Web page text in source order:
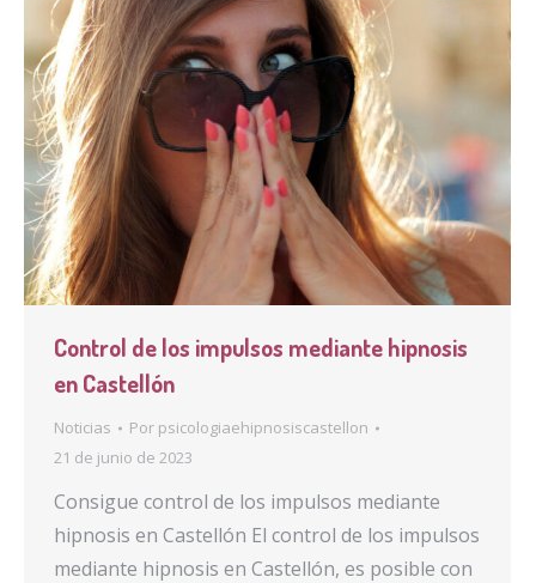
Control de los impulsos mediante hipnosis
en Castellón
Noticias Por psicologiaehipnosiscastellon
21 de junio de 2023
Consigue control de los impulsos mediante
hipnosis en Castellón El control de los impulsos
mediante hipnosis en Castellón, es posible con